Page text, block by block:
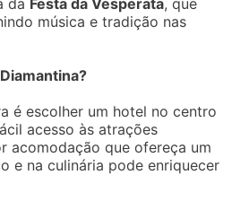
música e tradição nas
é escolher um hotel no centro
acesso às atrações
acomodação que ofereça um
e na culinária pode enriquecer